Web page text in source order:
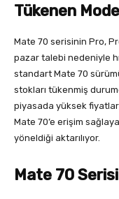
Tükenen
Mate 70 serisinin Pro,
pazar talebi nedeniyle
standart Mate 70
stokları tükenmiş
piyasada yüksek
Mate 70’e erişim
yöneldiği aktarılıyor.
Mate 70